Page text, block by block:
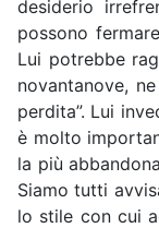
desiderio
possono
Lui potrebbe
novantanove,
perdita”. Lui
è molto
la più
Siamo tutti
lo stile con cui